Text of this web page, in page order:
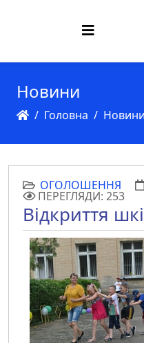
Новини
Головна Новини
ОГОЛОШЕННЯ
ПЕРЕГЛЯДИ: 253
Відкриття